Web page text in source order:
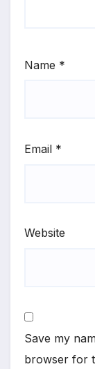
Name *
Email *
Website
Save my
browser for